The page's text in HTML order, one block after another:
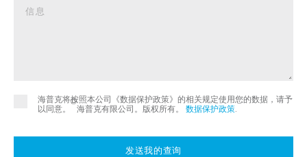
海普克将按照本公司《数据保护政策》的相关规定使用您的数据，请予
以同意。
©
海普克有限公司。版权所有。 数据保护政策.
发送我的查询